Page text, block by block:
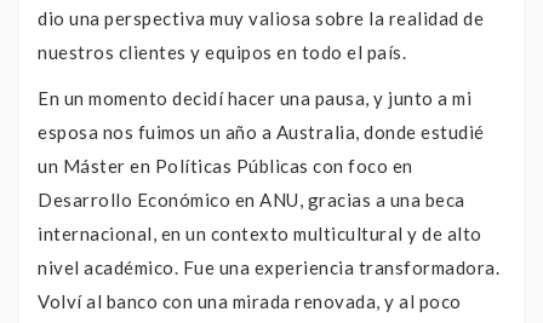
dio una perspectiva muy valiosa sobre la realidad de
nuestros clientes y equipos en todo el país.
En un momento decidí hacer una pausa, y junto a mi
esposa nos fuimos un año a Australia, donde estudié
un Máster en Políticas Públicas con foco en
Desarrollo Económico en ANU, gracias a una beca
internacional, en un contexto multicultural y de alto
nivel académico. Fue una experiencia transformadora.
Volví al banco con una mirada renovada, y al poco